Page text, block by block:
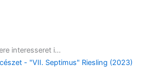
interesseret i…